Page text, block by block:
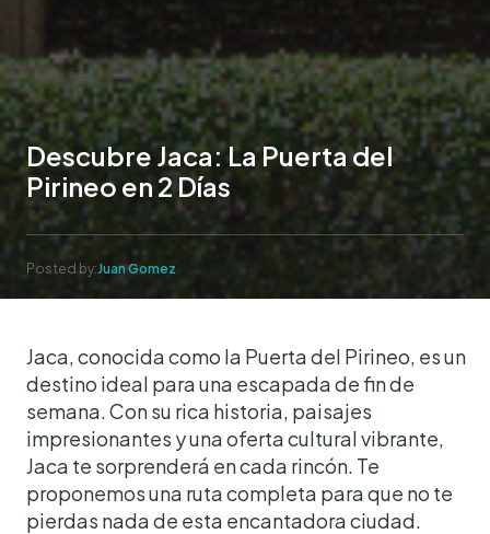
Descubre Jaca: La Puerta del
Pirineo en 2 Días
Posted by:Juan Gomez
Jaca, conocida como la Puerta del Pirineo, es un
destino ideal para una escapada de fin de
semana. Con su rica historia, paisajes
impresionantes y una oferta cultural vibrante,
Jaca te sorprenderá en cada rincón. Te
proponemos una ruta completa para que no te
pierdas nada de esta encantadora ciudad.